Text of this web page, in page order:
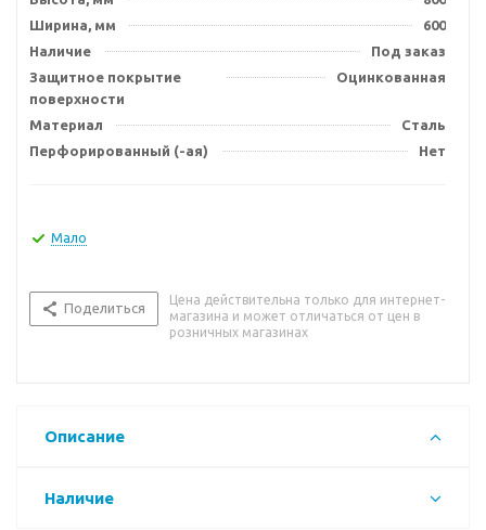
Ширина, мм
600
Наличие
Под заказ
Защитное покрытие
поверхности
Оцинкованная
Материал
Сталь
Перфорированный (-ая)
Нет
Мало
Поделиться
Цена действительна только для интернет-
магазина и может отличаться от цен в
розничных магазинах
Описание
Наличие